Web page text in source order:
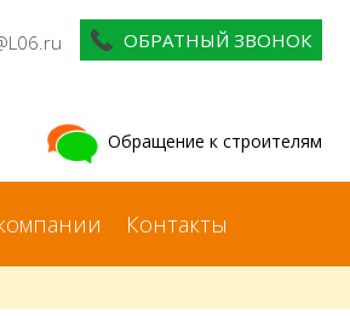
ОБРАТНЫЙ ЗВОНОК
Обращение к строителям
Контакты